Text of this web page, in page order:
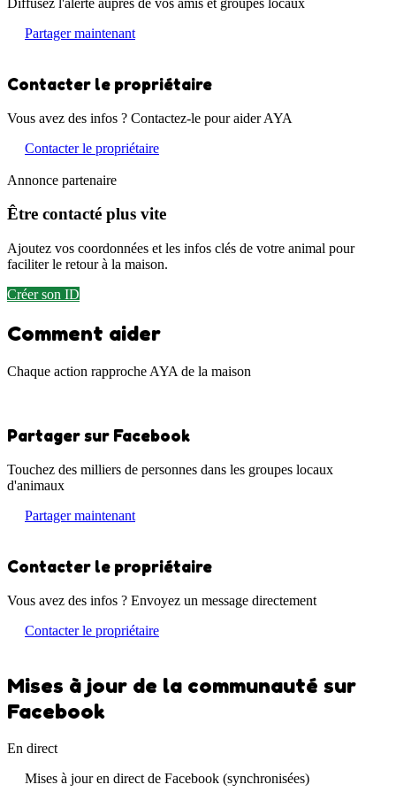
Diffusez l'alerte auprès de vos amis et groupes locaux
Partager maintenant
Contacter le propriétaire
Vous avez des infos ? Contactez-le pour aider AYA
Contacter le propriétaire
Annonce partenaire
Être contacté plus vite
Ajoutez vos coordonnées et les infos clés de votre animal pour
faciliter le retour à la maison.
Créer son ID
Comment aider
Chaque action rapproche AYA de la maison
Partager sur Facebook
Touchez des milliers de personnes dans les groupes locaux
d'animaux
Partager maintenant
Contacter le propriétaire
Vous avez des infos ? Envoyez un message directement
Contacter le propriétaire
Mises à jour de la communauté sur
Facebook
En direct
Mises à jour en direct de Facebook (synchronisées)